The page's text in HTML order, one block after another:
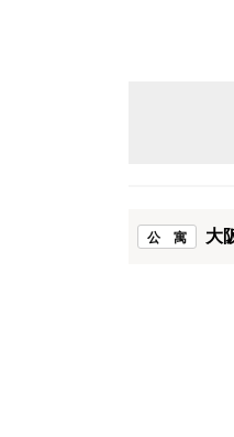
公 寓 大